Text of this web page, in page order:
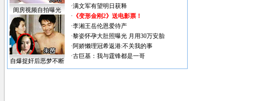
闺房视频自拍曝光
自爆捉奸后恶梦不断
·满文军有望明日获释
· 《变形金刚2》送电影票！
·李湘王岳伦恩爱待产
·黎姿怀孕大肚照曝光 月用30万安胎
·阿娇懒理冠希返港:不关我的事
·古巨基：我与霆锋都是一哥